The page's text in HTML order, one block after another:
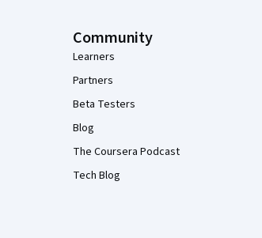
Community
Learners
Partners
Beta Testers
Blog
The Coursera Podcast
Tech Blog